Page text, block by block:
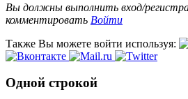
Вы должны выполнить вход/
комментировать Войти
Также Вы можете войти используя:
Одной строкой